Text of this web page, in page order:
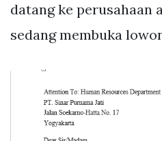
datang ke perusahaan
sedang membuka